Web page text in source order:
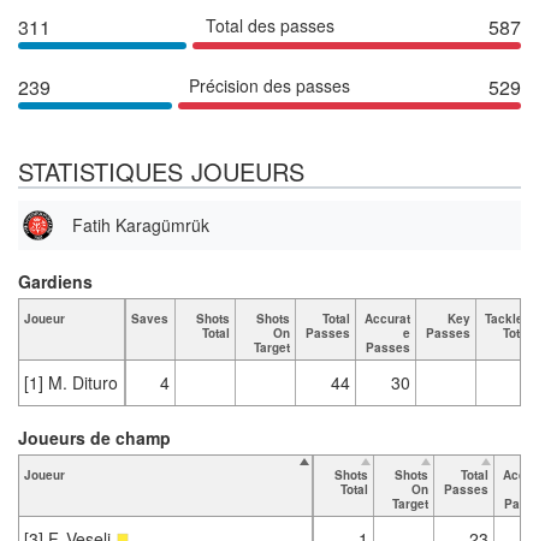
311 Total des passes 587
239 Précision des passes 529
STATISTIQUES JOUEURS
Fatih Karagümrük
Joueur Saves
Shots
Total
Shots
On
Target
Total
Passes
Accurat
e
Passes
Key
Passes
Tackles
Total
[1] M. Dituro 4 44 30
Gardiens
Joueur
Shots
Total
Shots
On
Target
Total
Passes
Joueurs de champ